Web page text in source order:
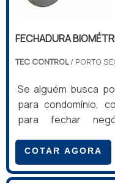
FECHADURA
TEC CONTROL/ PORTO
Se alguém busca
para condomínio,
para fechar
encontrando
referência de
COTAR AGORA